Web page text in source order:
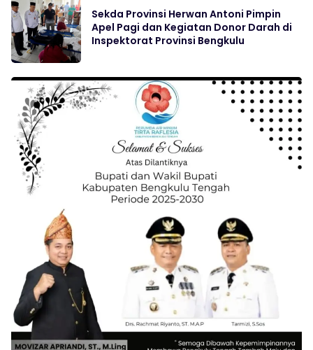
Sekda Provinsi Herwan Antoni Pimpin
Apel Pagi dan Kegiatan Donor Darah di
Inspektorat Provinsi Bengkulu